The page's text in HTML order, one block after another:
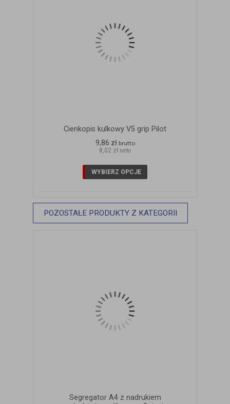
Cienkopis kulkowy V5 grip Pilot
9,86 zł brutto
8,02 zł netto
WYBIERZ OPCJE
POZOSTAŁE PRODUKTY Z KATEGORII
Segregator A4 z nadrukiem